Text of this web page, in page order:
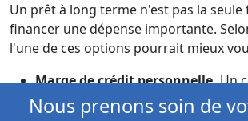
Un prêt à long terme n'est pas la seule
financer une dépense importante.
l'une de ces options pourrait mieux
Marge de crédit personnelle.Un
renouvelable dans lequel vous
Nous prenons soin de